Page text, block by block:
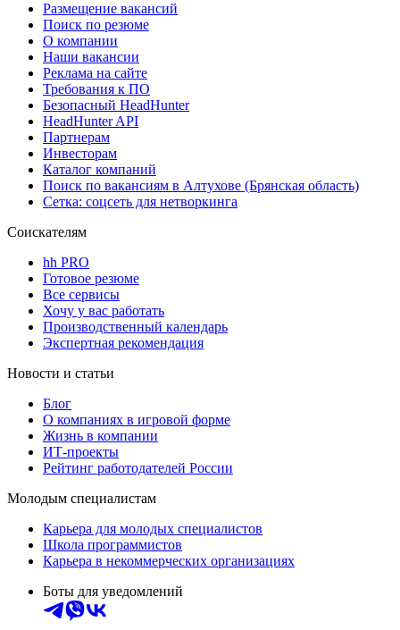
Размещение вакансий
Поиск по резюме
О компании
Наши вакансии
Реклама на сайте
Требования к ПО
Безопасный HeadHunter
HeadHunter API
Партнерам
Инвесторам
Каталог компаний
Поиск по вакансиям в Алтухове (Брянская область)
Сетка: соцсеть для нетворкинга
Соискателям
hh PRO
Готовое резюме
Все сервисы
Хочу у вас работать
Производственный календарь
Экспертная рекомендация
Новости и статьи
Блог
О компаниях в игровой форме
Жизнь в компании
ИТ-проекты
Рейтинг работодателей России
Молодым специалистам
Карьера для молодых специалистов
Школа программистов
Карьера в некоммерческих организациях
Боты для уведомлений